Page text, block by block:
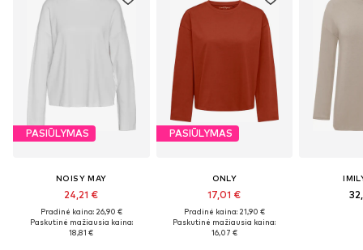
PASIŪLYMAS
NOISY MAY
24,21 €
Pradinė kaina: 26,90 €
Paskutinė mažiausia kaina:
18,81 €
PASIŪLYMAS
ONLY
17,01 €
Pradinė kaina: 21,90 €
Paskutinė mažiausia kaina:
16,07 €